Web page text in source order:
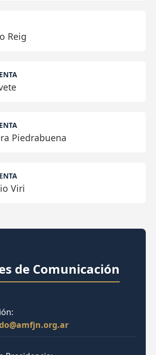
Reig
Piedrabuena
Viri
de Comunicación